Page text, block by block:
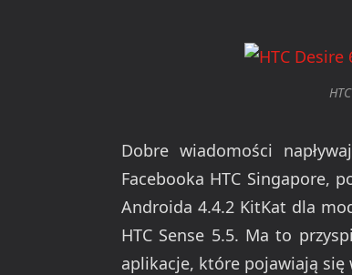
Dobre wiadomości
Facebooka HTC Singapore,
Androida 4.4.2 KitKat dla
HTC Sense 5.5. Ma to
aplikacje, które pojawiają się